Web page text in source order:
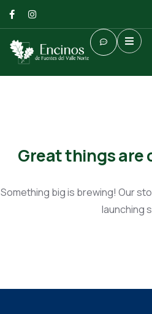
Great things are
Something big is brewing! Our
launching